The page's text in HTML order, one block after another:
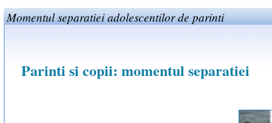
Momentul separatiei adolescentilor de parinti
Parinti si copii: momentul separatiei